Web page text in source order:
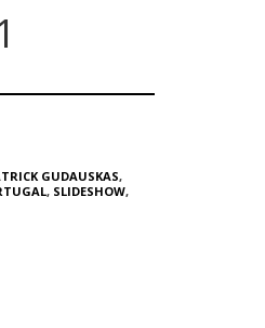
GUDAUSKAS,
, SLIDESHOW,